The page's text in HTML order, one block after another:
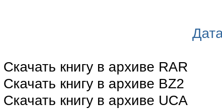
Скачать книгу в архиве RAR
Скачать книгу в архиве BZ2
Скачать книгу в архиве UCA